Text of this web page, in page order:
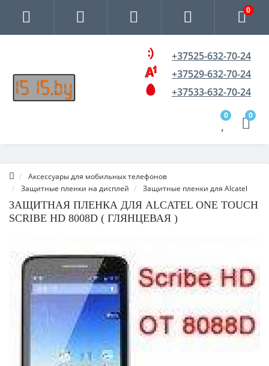
0
+37525-632-70-24
+37529-632-70-24
+37533-632-70-24
0 0
Аксессуары для мобильных телефонов
Защитные пленки на дисплей
Защитные пленки для Alcatel
ЗАЩИТНАЯ ПЛЕНКА ДЛЯ ALCATEL ONE TOUCH
SCRIBE HD 8008D ( ГЛЯНЦЕВАЯ )